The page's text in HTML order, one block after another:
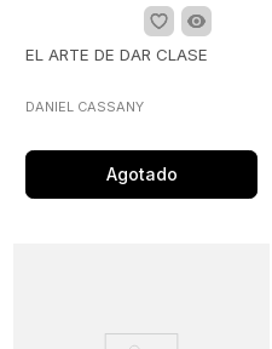
EL ARTE DE DAR CLASE
DANIEL CASSANY
Agotado